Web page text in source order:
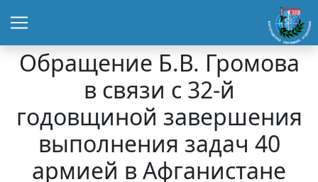
Обращение Б.В. Громова
в связи с 32-й
годовщиной завершения
выполнения задач 40
армией в Афганистане